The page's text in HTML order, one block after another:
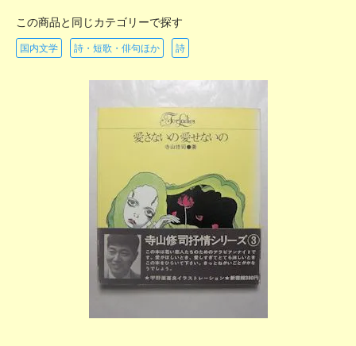
この商品と同じカテゴリーで探す
国内文学 詩・短歌・俳句ほか 詩